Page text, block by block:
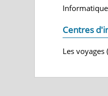
Informatique
Centres
Les